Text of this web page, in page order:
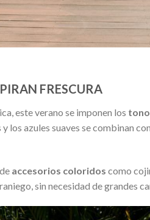
FRESCURA
este verano se imponen los
los azules suaves se combinan
accesorios coloridos como
sin necesidad de grandes